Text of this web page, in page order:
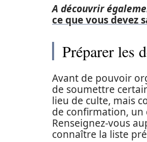
A découvrir
ce que vous devez
Préparer les
Avant de pouvoir
de soumettre
lieu de culte, mais
de confirmation, un
Renseignez-vous
connaître la liste